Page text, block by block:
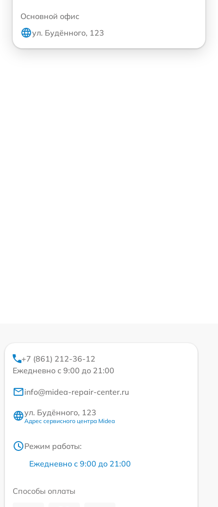
Основной офис
ул. Будённого, 123
+7 (861) 212-36-12
Ежедневно с 9:00 до 21:00
info@midea-repair-center.ru
ул. Будённого, 123
Адрес сервисного центра Midea
Режим работы:
Ежедневно с 9:00 до 21:00
Способы оплаты